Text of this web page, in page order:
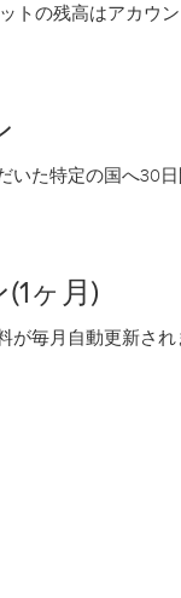
トの残高はアカウ
いた特定の国へ30
ヶ月)
が毎月自動更新さ